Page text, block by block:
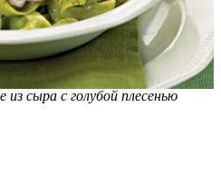
сыра с голубой плесенью